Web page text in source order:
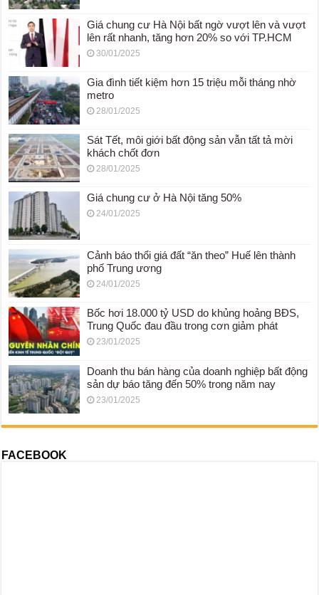
Giá chung cư Hà Nội bất ngờ vượt lên và vượt
lên rất nhanh, tăng hơn 20% so với TP.HCM
30/01/2025
Gia đình tiết kiệm hơn 15 triệu mỗi tháng nhờ
metro
28/01/2025
Sát Tết, môi giới bất động sản vẫn tất tả mời
khách chốt đơn
28/01/2025
Giá chung cư ở Hà Nội tăng 50%
24/01/2025
Cảnh báo thổi giá đất “ăn theo” Huế lên thành
phố Trung ương
24/01/2025
Bốc hơi 18.000 tỷ USD do khủng hoảng BĐS,
Trung Quốc đau đầu trong cơn giảm phát
23/01/2025
Doanh thu bán hàng của doanh nghiệp bất động
sản dự báo tăng đến 50% trong năm nay
23/01/2025
FACEBOOK